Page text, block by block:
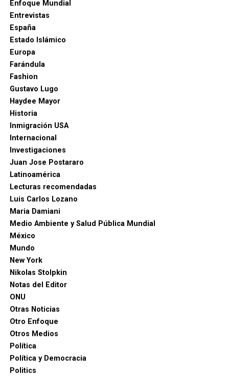
Enfoque Mundial
Entrevistas
España
Estado Islámico
Europa
Farándula
Fashion
Gustavo Lugo
Haydee Mayor
Historia
Inmigración USA
Internacional
Investigaciones
Juan Jose Postararo
Latinoamérica
Lecturas recomendadas
Luis Carlos Lozano
Maria Damiani
Medio Ambiente y Salud Pública Mundial
México
Mundo
New York
Nikolas Stolpkin
Notas del Editor
ONU
Otras Noticias
Otro Enfoque
Otros Medios
Política
Política y Democracia
Politics